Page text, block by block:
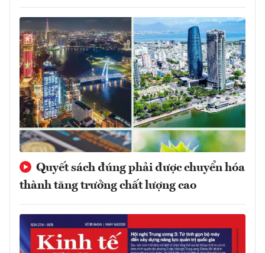
Quyết sách đúng phải được chuyển hóa
thành tăng trưởng chất lượng cao